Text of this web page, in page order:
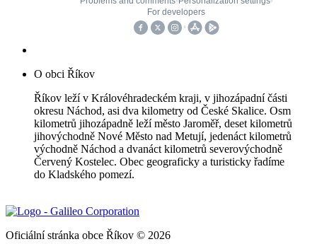
O obci Říkov
Říkov leží v Královéhradeckém kraji, v jihozápadní části
okresu Náchod, asi dva kilometry od České Skalice. Osm
kilometrů jihozápadně leží město Jaroměř, deset kilometrů
jihovýchodně Nové Město nad Metují, jedenáct kilometrů
východně Náchod a dvanáct kilometrů severovýchodně
Červený Kostelec. Obec geograficky a turisticky řadíme
do Kladského pomezí.
Oficiální stránka obce Říkov © 2026